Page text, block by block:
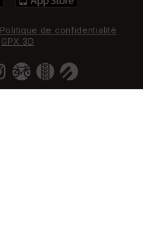
Politique de confidentialité
GPX 3D